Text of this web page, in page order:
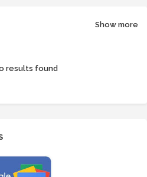
Show more
results found